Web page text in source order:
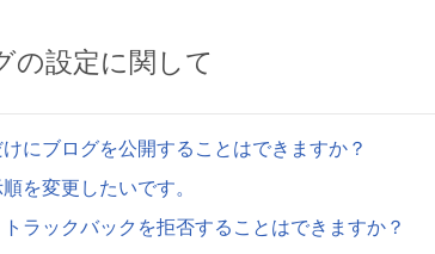
の設定に関して
にブログを公開することはできますか？
を変更したいです。
ラックバックを拒否することはできますか？